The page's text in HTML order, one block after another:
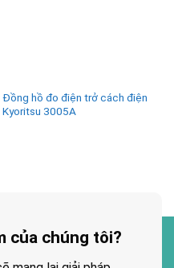
Đồng hồ đo điện trở cách điện
Kyoritsu 3005A
của chúng tôi?